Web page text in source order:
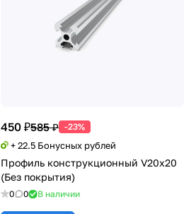
450 ₽585 ₽ -23%
+ 22.5 Бонусных рублей
Профиль конструкционный V20х20
(Без покрытия)
0 0 В наличии